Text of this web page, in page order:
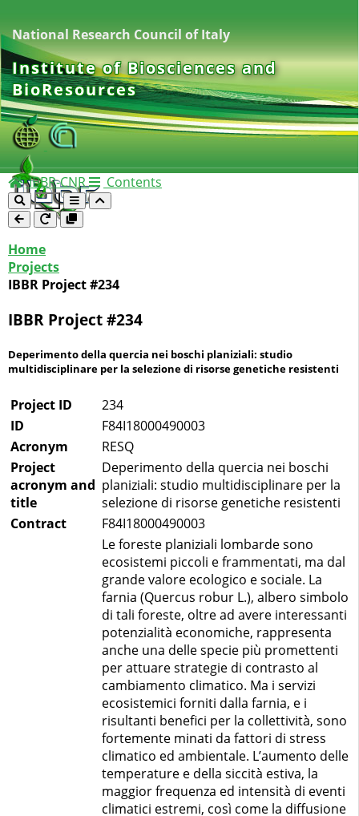
National Research Council of Italy
Institute of Biosciences and
BioResources
IBBR-CNR Contents
Home
Projects
IBBR Project #234
IBBR Project #234
Deperimento della quercia nei boschi planiziali: studio
multidisciplinare per la selezione di risorse genetiche resistenti
Project ID
234
ID
F84I18000490003
Acronym
RESQ
Project
acronym and
title
Deperimento della quercia nei boschi
planiziali: studio multidisciplinare per la
selezione di risorse genetiche resistenti
Contract
F84I18000490003
Le foreste planiziali lombarde sono
ecosistemi piccoli e frammentati, ma dal
grande valore ecologico e sociale. La
farnia (Quercus robur L.), albero simbolo
di tali foreste, oltre ad avere interessanti
potenzialità economiche, rappresenta
anche una delle specie più promettenti
per attuare strategie di contrasto al
cambiamento climatico. Ma i servizi
ecosistemici forniti dalla farnia, e i
risultanti benefici per la collettività, sono
fortemente minati da fattori di stress
climatico ed ambientale. L’aumento delle
temperature e della siccità estiva, la
maggior frequenza ed intensità di eventi
climatici estremi, così come la diffusione